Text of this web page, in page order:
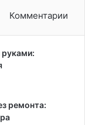
Комментарии
ремонта: